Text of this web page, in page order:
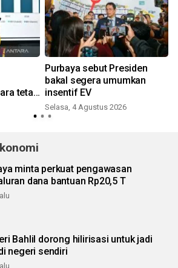
tetap
Purbaya sebut Presiden
bakal segera umumkan
insentif EV
Selasa, 4 Agustus 2026
minta perkuat pengawasan
dana bantuan Rp20,5 T
Bahlil dorong hilirisasi untuk jadi
negeri sendiri